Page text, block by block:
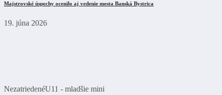
Majstrovské úspechy ocenilo aj vedenie mesta Banská Bystrica
19. júna 2026
NezatriedenéU11 - mladšie mini